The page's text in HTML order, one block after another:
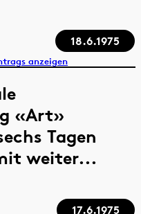
18.6.1975
anzeigen
«Art»
Tagen
weiter...
17.6.1975